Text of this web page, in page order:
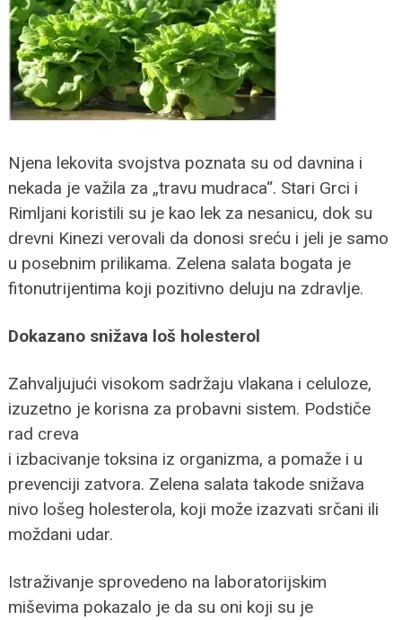
Njena lekovita svojstva poznata su od davnina i
nekada je važila za „travu mudraca“. Stari Grci i
Rimljani koristili su je kao lek za nesanicu, dok su
drevni Kinezi verovali da donosi sreću i jeli je samo
u posebnim prilikama. Zelena salata bogata je
fitonutrijentima koji pozitivno deluju na zdravlje.
Dokazano snižava loš holesterol
Zahvaljujući visokom sadržaju vlakana i celuloze,
izuzetno je korisna za probavni sistem. Podstiče
rad creva
i izbacivanje toksina iz organizma, a pomaže i u
prevenciji zatvora. Zelena salata takode snižava
nivo lošeg holesterola, koji može izazvati srčani ili
moždani udar.
Istraživanje sprovedeno na laboratorijskim
miševima pokazalo je da su oni koji su je